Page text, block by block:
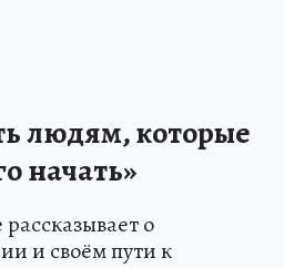
людям, которые
начать»
о
и своём пути к